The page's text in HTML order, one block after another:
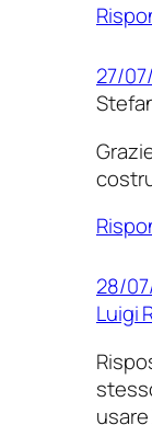
27/
28/
Luigi
usare